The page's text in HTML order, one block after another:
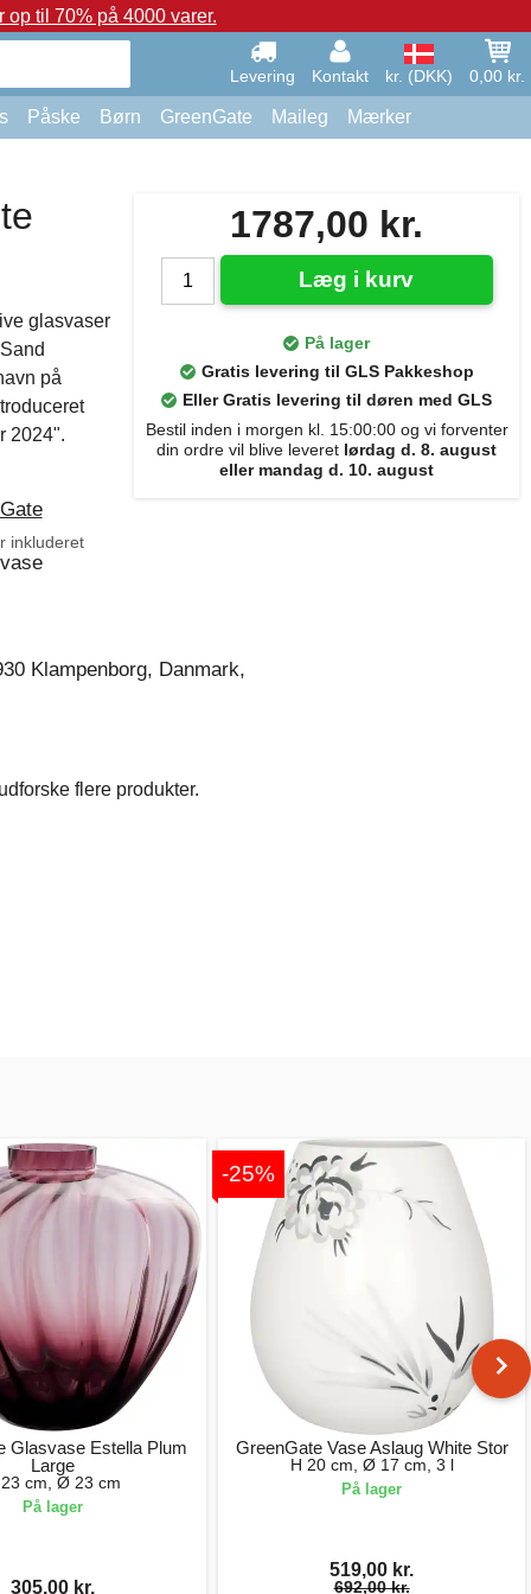
op til 70% på 4000 varer.
Levering Kontakt kr. (DKK) 0,00 kr.
Påske Børn GreenGate Maileg Mærker
1787,00 kr.
Læg i kurv
På lager
Gratis levering til GLS Pakkeshop
Eller Gratis levering til døren med GLS
Bestil inden i morgen kl. 15:00:00 og vi forventer
din ordre vil blive leveret lørdag d. 8. august
eller mandag d. 10. august
glasvaser
på
2024".
inkluderet
Klampenborg, Danmark,
flere produkter.
Glasvase Estella Plum
Large
cm, Ø 23 cm
På lager
305,00 kr.
-25%
GreenGate Vase Aslaug White Stor
H 20 cm, Ø 17 cm, 3 l
På lager
519,00 kr.
692,00 kr.